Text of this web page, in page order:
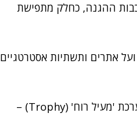
ההגנה, כחלק מתפישת
אתרים ותשתיות אסטרטגיים
לגבי מערכות שאינן לצורכי הגנה אווירית, ציינה ד"ר הוכרמן-פרומר כי "מערכת 'מעיל רוח' (Trophy) –